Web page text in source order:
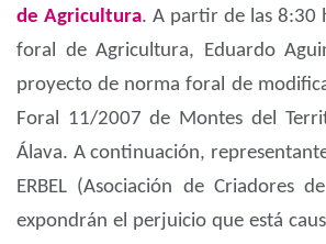
de Agricultura. A partir de las 8:30
foral de Agricultura, Eduardo
proyecto de norma foral de
Foral 11/2007 de Montes del
Álava. A continuación,
ERBEL (Asociación de Criadores
expondrán el perjuicio que está